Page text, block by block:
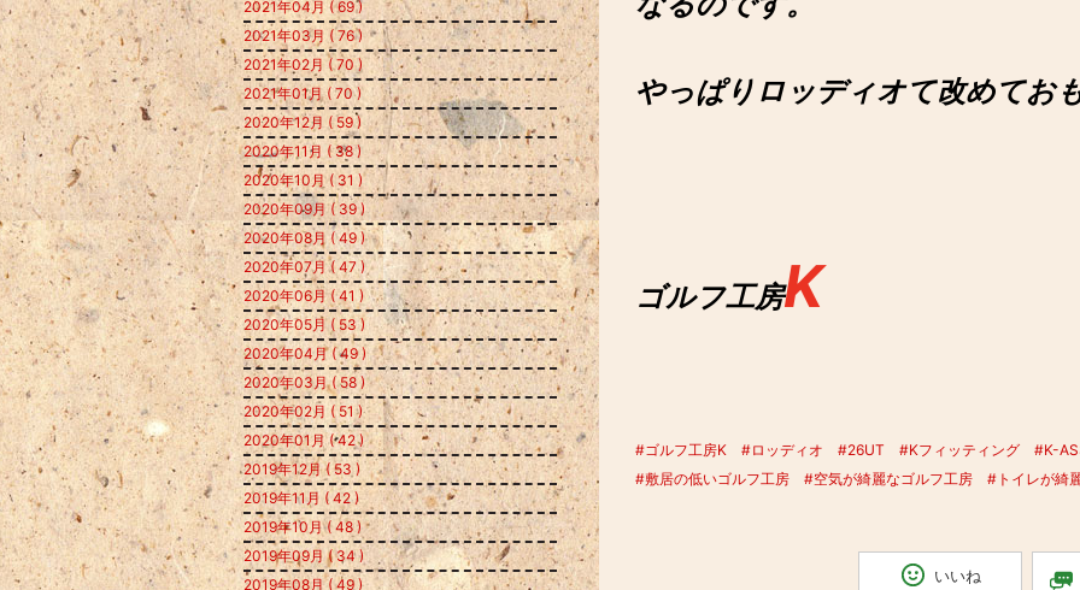
やっぱりロッディオて改めてお
ゴルフ工房K
#ゴルフ工房K #ロッディオ #26UT #Kフィッティング
#K-
#敷居の低いゴルフ工房
#空気が綺麗なゴルフ工房 #トイレが綺
いいね
2021年04月 ( 69 )
2021年03月 ( 76 )
2021年02月 ( 70 )
2021年01月 ( 70 )
2020年12月 ( 59 )
2020年11月 ( 38 )
2020年10月 ( 31 )
2020年09月 ( 39 )
2020年08月 ( 49 )
2020年07月 ( 47 )
2020年06月 ( 41 )
2020年05月 ( 53 )
2020年04月 ( 49 )
2020年03月 ( 58 )
2020年02月 ( 51 )
2020年01月 ( 42 )
2019年12月 ( 53 )
2019年11月 ( 42 )
2019年10月 ( 48 )
2019年09月 ( 34 )
2019年08月 ( 49 )